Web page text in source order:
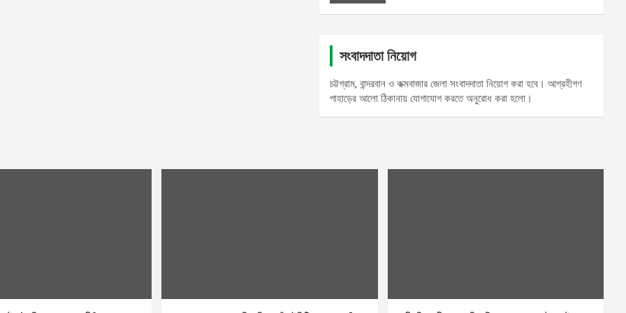
সংবাদদাতা নিয়োগ
চট্টগ্রাম, বান্দরবান ও কক্মবাজার জেলা সংবাদদাতা নিয়োগ করা হবে। আগ্রহীগণ
পাহাড়ের আলো ঠিকানায় যোগাযোগ করতে অনুরোধ করা হলো।